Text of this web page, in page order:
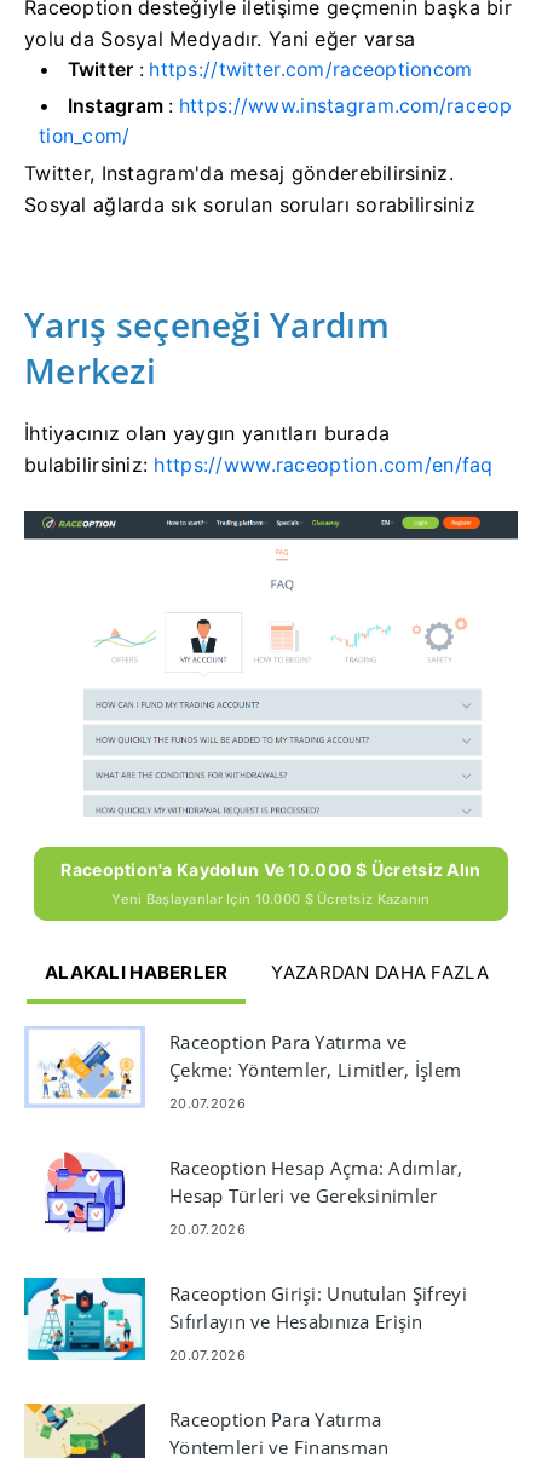
Raceoption desteğiyle iletişime geçmenin başka bir
yolu da Sosyal Medyadır. Yani eğer varsa
Twitter : https://twitter.com/raceoptioncom
Instagram : https://www.instagram.com/raceop
tion_com/
Twitter, Instagram'da mesaj gönderebilirsiniz.
Sosyal ağlarda sık sorulan soruları sorabilirsiniz
Yarış seçeneği Yardım
Merkezi
İhtiyacınız olan yaygın yanıtları burada
bulabilirsiniz: https://www.raceoption.com/en/faq
Raceoption'a Kaydolun Ve 10.000 $ Ücretsiz Alın
Yeni Başlayanlar Için 10.000 $ Ücretsiz Kazanın
ALAKALI HABERLER YAZARDAN DAHA FAZLA
Raceoption Para Yatırma ve
Çekme: Yöntemler, Limitler, İşlem
Süreleri
20.07.2026
Raceoption Hesap Açma: Adımlar,
Hesap Türleri ve Gereksinimler
20.07.2026
Raceoption Girişi: Unutulan Şifreyi
Sıfırlayın ve Hesabınıza Erişin
20.07.2026
Raceoption Para Yatırma
Yöntemleri ve Finansman